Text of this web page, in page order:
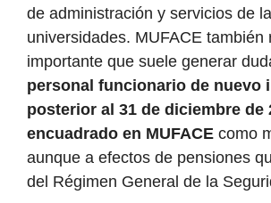
de administración y servicios de
universidades. MUFACE también
importante que suele generar
personal funcionario de nuevo
posterior al 31 de diciembre de
encuadrado en MUFACE como
aunque a efectos de pensiones
del Régimen General de la